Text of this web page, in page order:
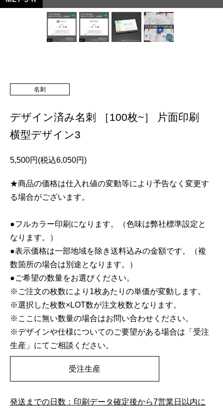
名刺
デザイン済み名刺 ［100枚~］ 片面印刷
横型デザイン3
5,500円(税込6,050円)
★商品の価格は仕入れ値の変動等により予告なく変更す
る場合がございます。
●フルカラー印刷になります。（色味は弊社標準設定と
なります。）
●表示価格は一部地域を除き送料込みの金額です。（複
数箇所の場合は別途となります。）
●ご希望の数量をお選びください。
※ご注文の枚数により1枚あたりの単価が変動します。
※選択した枚数×LOT数が注文枚数となります。
※ここに無い数量の場合はお問い合わせください。
※デザインや仕様についてのご要望がある場合は「受注
生産」にてご相談ください。
受注生産
発送までの日数：印刷データ確定後から7営業日以内に